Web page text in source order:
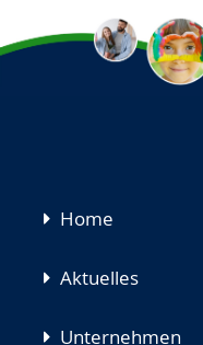
Navigation
Home
Aktuelles
Unternehmen